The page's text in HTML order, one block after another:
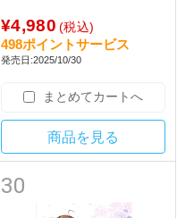
¥4,980 (税込)
498ポイントサービス
発売日:2025/10/30
まとめてカートへ
商品を見る
30